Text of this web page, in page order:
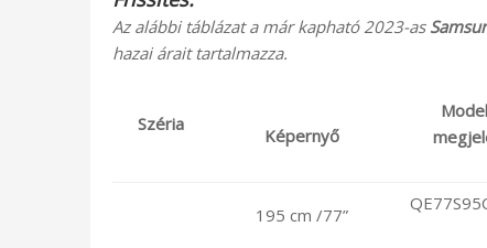
Az alábbi táblázat a már kapható 2023-as
hazai árait tartalmazza.
Széria
Képernyő
195 cm /77”